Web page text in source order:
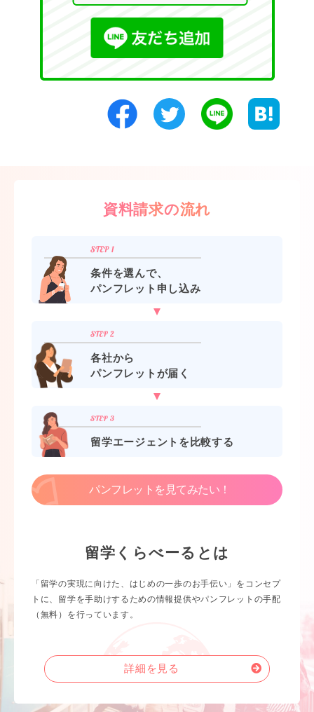
資料請求の流れ
条件を選んで、
パンフレット申し込み
各社から
パンフレットが届く
留学エージェントを比較する
パンフレットを見てみたい！
留学くらべーるとは
「留学の実現に向けた、はじめの一歩のお手伝い」をコンセプ
トに、留学を手助けするための情報提供やパンフレットの手配
（無料）を行っています。
詳細を見る